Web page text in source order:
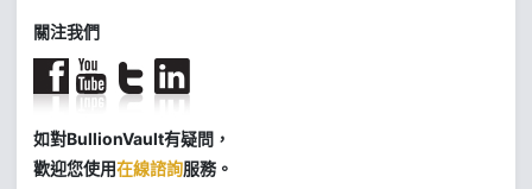
關注我們
如對BullionVault有疑問，
歡迎您使用在線諮詢服務。